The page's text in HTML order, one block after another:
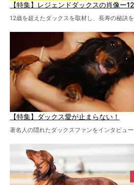
【特集】レジェンドダックスの肖像ー
12歳を超えたダックスを取材し、長寿の秘訣を
【特集】ダックス愛が止まらない！
著名人の隠れたダックスファンをインタビュー